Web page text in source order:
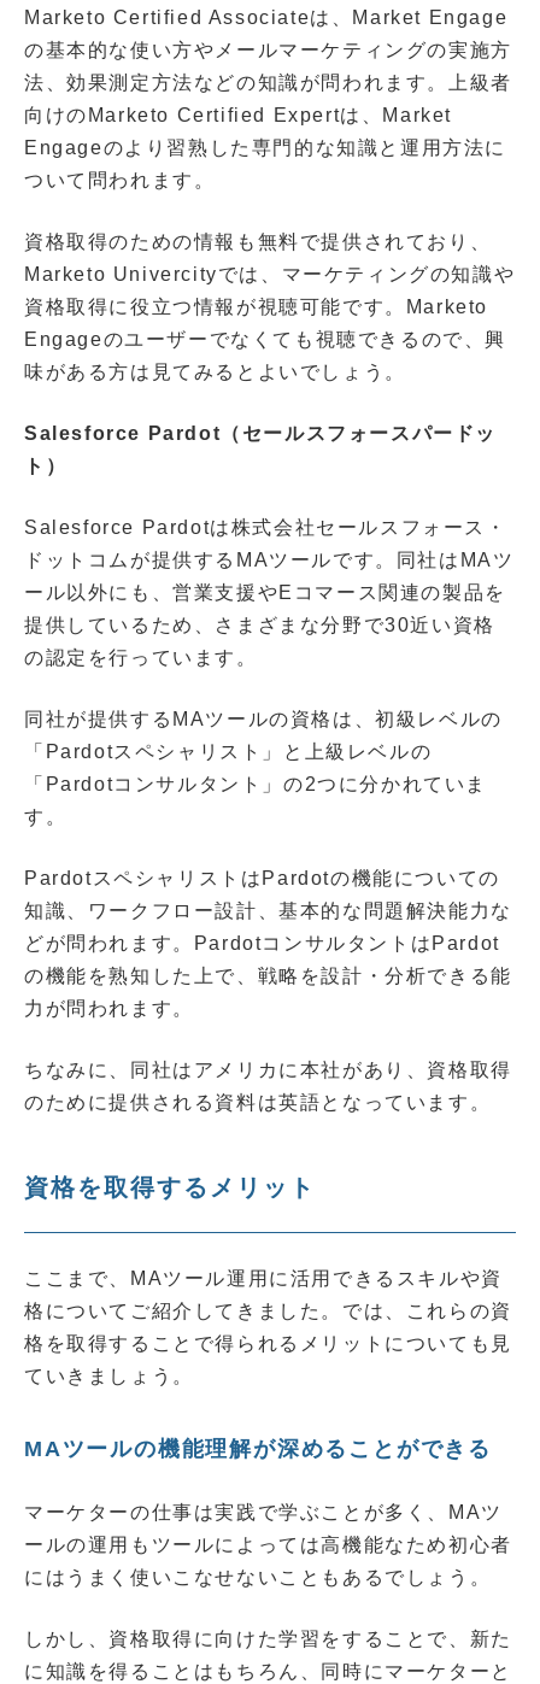
Marketo Certified Associateは、Market Engage
の基本的な使い方やメールマーケティングの実施方
法、効果測定方法などの知識が問われます。上級者
向けのMarketo Certified Expertは、Market
Engageのより習熟した専門的な知識と運用方法に
ついて問われます。
資格取得のための情報も無料で提供されており、
Marketo Univercityでは、マーケティングの知識や
資格取得に役立つ情報が視聴可能です。Marketo
Engageのユーザーでなくても視聴できるので、興
味がある方は見てみるとよいでしょう。
Salesforce Pardot（セールスフォースパードッ
ト）
Salesforce Pardotは株式会社セールスフォース・
ドットコムが提供するMAツールです。同社はMAツ
ール以外にも、営業支援やEコマース関連の製品を
提供しているため、さまざまな分野で30近い資格
の認定を行っています。
同社が提供するMAツールの資格は、初級レベルの
「Pardotスペシャリスト」と上級レベルの
「Pardotコンサルタント」の2つに分かれていま
す。
PardotスペシャリストはPardotの機能についての
知識、ワークフロー設計、基本的な問題解決能力な
どが問われます。PardotコンサルタントはPardot
の機能を熟知した上で、戦略を設計・分析できる能
力が問われます。
ちなみに、同社はアメリカに本社があり、資格取得
のために提供される資料は英語となっています。
資格を取得するメリット
ここまで、MAツール運用に活用できるスキルや資
格についてご紹介してきました。では、これらの資
格を取得することで得られるメリットについても見
ていきましょう。
MAツールの機能理解が深めることができる
マーケターの仕事は実践で学ぶことが多く、MAツ
ールの運用もツールによっては高機能なため初心者
にはうまく使いこなせないこともあるでしょう。
しかし、資格取得に向けた学習をすることで、新た
に知識を得ることはもちろん、同時にマーケターと